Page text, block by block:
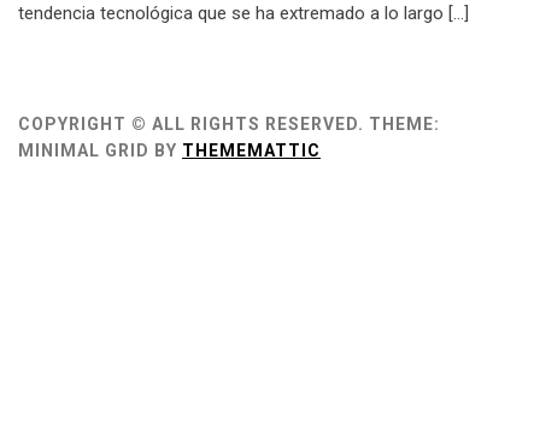
tendencia tecnológica que se ha extremado a lo largo […]
COPYRIGHT © ALL RIGHTS RESERVED. THEME:
MINIMAL GRID BY THEMEMATTIC